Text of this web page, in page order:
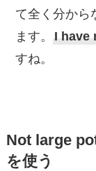
て全く分から
ます。
I have
すね。
Not large
を使う